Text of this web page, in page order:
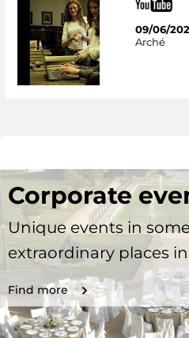
09/06/
Arché
Corporate
Unique events in
extraordinary places
Find more